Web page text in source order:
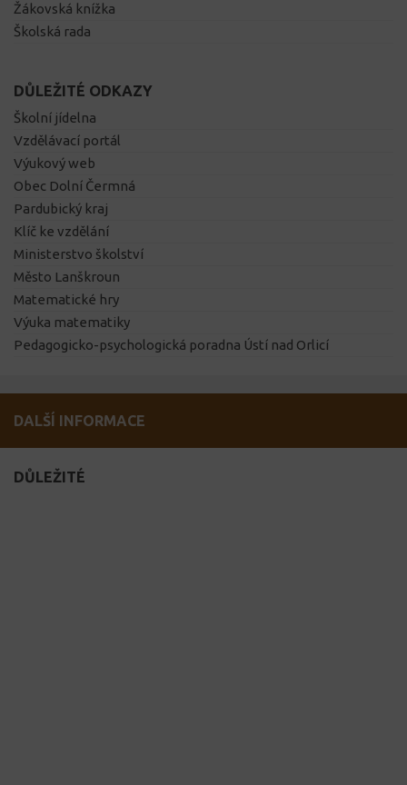
Žákovská knížka
Školská rada
DŮLEŽITÉ ODKAZY
Školní jídelna
Vzdělávací portál
Výukový web
Obec Dolní Čermná
Pardubický kraj
Klíč ke vzdělání
Ministerstvo školství
Město Lanškroun
Matematické hry
Výuka matematiky
Pedagogicko-psychologická poradna Ústí nad Orlicí
DALŠÍ INFORMACE
DŮLEŽITÉ